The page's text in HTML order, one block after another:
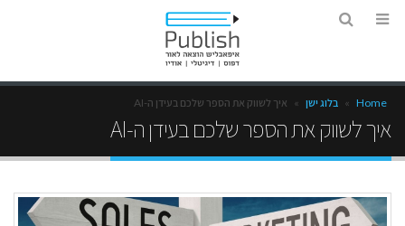
Home
» בלוג ישן » איך לשווק את הספר שלכם בעידן ה-AI
איך לשווק את הספר שלכם בעידן ה-AI